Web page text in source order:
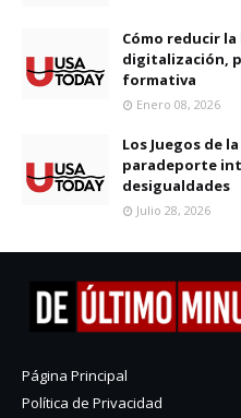
Cómo reducir
digitalización,
formativa
Enero 08, 2026
Los Juegos de
paradeporte
desigualdades
Julio 28, 2026
Página Principal
Política de Privacidad